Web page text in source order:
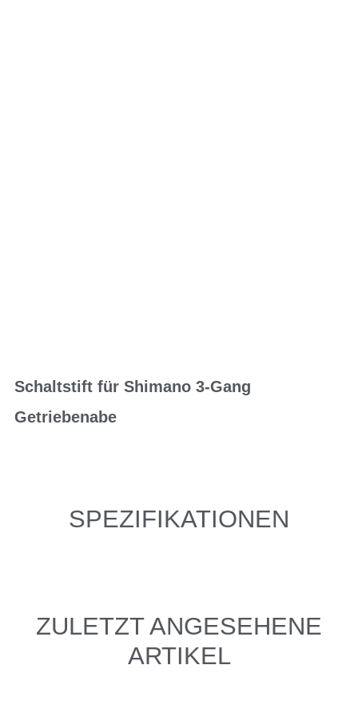
Schaltstift für Shimano 3-Gang
Getriebenabe
SPEZIFIKATIONEN
ZULETZT ANGESEHENE
ARTIKEL